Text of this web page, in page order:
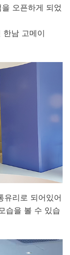
오픈하게 되었
한남 고메이
유리로 되어있어
습을 볼 수 있습